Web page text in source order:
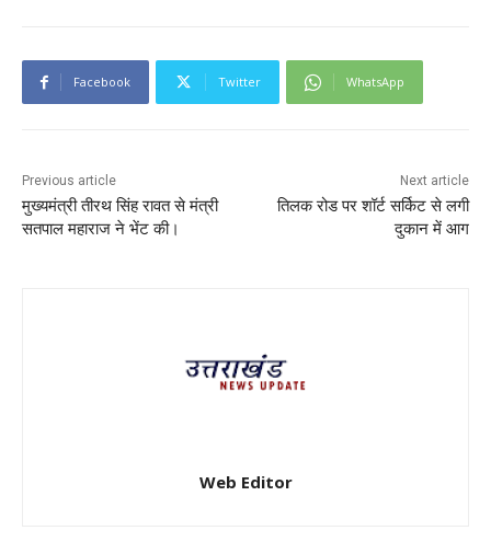
Facebook Twitter WhatsApp
Previous article
मुख्यमंत्री तीरथ सिंह रावत से मंत्री
सतपाल महाराज ने भेंट की।
Next article
तिलक रोड पर शॉर्ट सर्किट से लगी
दुकान में आग
Web Editor